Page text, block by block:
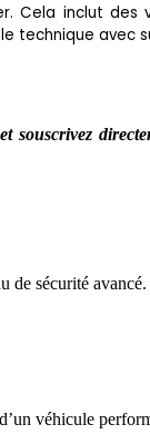
Cela inclut des
avec
souscrivez
de sécurité avancé.
véhicule